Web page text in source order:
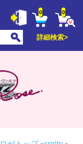
0 0
詳細検索>